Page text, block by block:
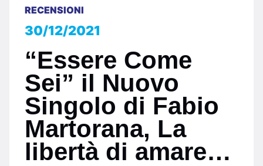
RECENSIONI
30/12/2021
“Essere Come
Sei” il Nuovo
Singolo di Fabio
Martorana, La
libertà di amare…